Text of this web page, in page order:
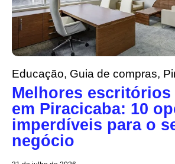
Educação, Guia de compras,
Melhores
em Piracicaba: 10
imperdíveis para o
negócio